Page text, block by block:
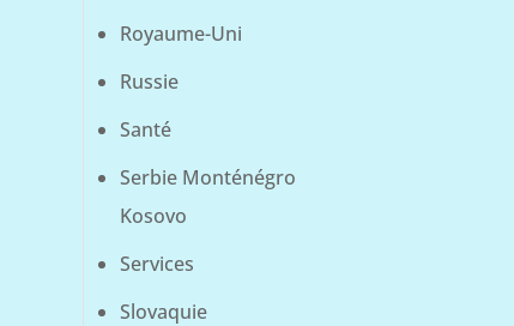
Royaume-Uni
Russie
Santé
Serbie Monténégro
Kosovo
Services
Slovaquie